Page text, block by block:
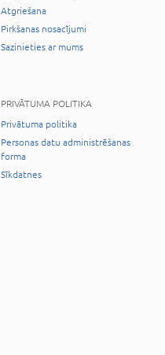
Atgriešana
Pirkšanas nosacījumi
Sazinieties ar mums
PRIVĀTUMA POLITIKA
Privātuma politika
Personas datu administrēšanas
forma
Sīkdatnes